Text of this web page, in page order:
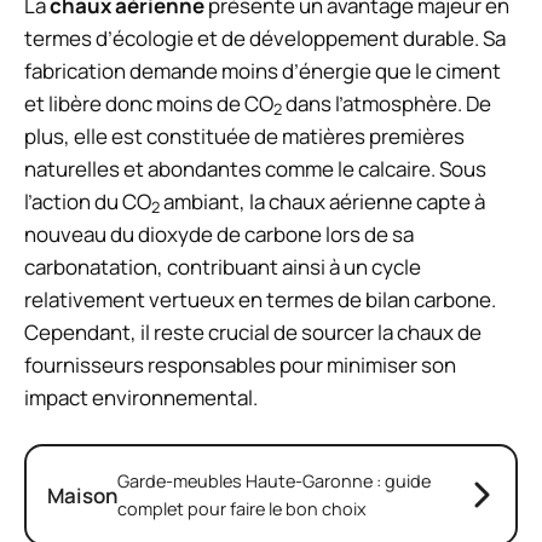
termes d’écologie et de développement durable. Sa
fabrication demande moins d’énergie que le ciment
et libère donc moins de CO2dans l’atmosphère. De
plus, elle est constituée de matières premières
naturelles et abondantes comme le calcaire. Sous
l’action du CO2ambiant, la chaux aérienne capte à
nouveau du dioxyde de carbone lors de sa
carbonatation, contribuant ainsi à un cycle
relativement vertueux en termes de bilan carbone.
Cependant, il reste crucial de sourcer la chaux de
fournisseurs responsables pour minimiser son
impact environnemental.
MaisonGarde-meubles Haute-Garonne : guide
complet pour faire le bon choix